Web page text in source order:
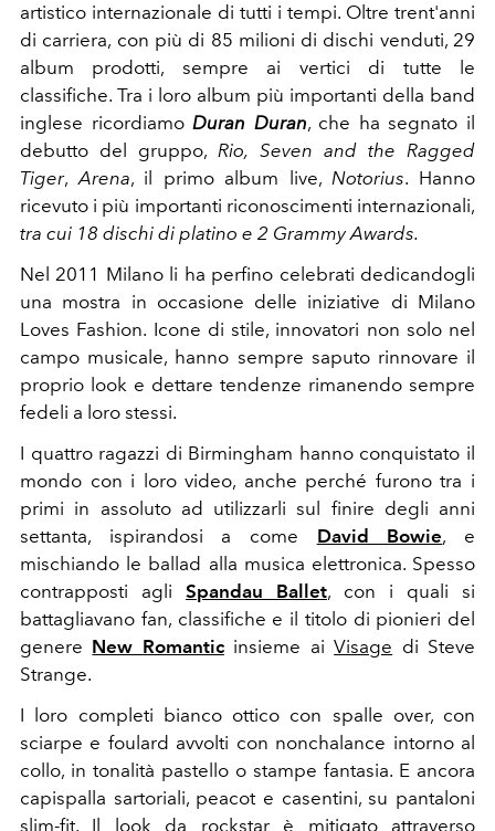
artistico internazionale di tutti i tempi. Oltre trent'anni
di carriera, con più di 85 milioni di dischi venduti, 29
album prodotti, sempre ai vertici di tutte le
classifiche. Tra i loro album più importanti della band
inglese ricordiamoDuran Duran, che ha segnato il
debutto del gruppo,Rio, Seven and the Ragged
Tiger,Arena, il primo album live,Notorius. Hanno
ricevuto i più importanti riconoscimenti internazionali,
tra cui 18 dischi di platino e 2 Grammy Awards.
Nel 2011 Milano li ha perfino celebrati dedicandogli
una mostra in occasione delle iniziative di Milano
Loves Fashion. Icone di stile, innovatori non solo nel
campo musicale, hanno sempre saputo rinnovare il
proprio look e dettare tendenze rimanendo sempre
fedeli a loro stessi.
I quattro ragazzi di Birmingham hanno conquistato il
mondo con i loro video, anche perché furono tra i
primi in assoluto ad utilizzarli sul finire degli anni
settanta, ispirandosi a come
David Bowie, e
mischiando le ballad alla musica elettronica. Spesso
contrapposti agli
Spandau Ballet, con i quali si
battagliavano fan, classifiche e il titolo di pionieri del
genere New Romantic insieme aiVisage di Steve
Strange.
I loro completi bianco ottico con spalle over, con
sciarpe e foulard avvolti con nonchalance intorno al
collo, in tonalità pastello o stampe fantasia. E ancora
capispalla sartoriali, peacot e casentini, su pantaloni
slim-fit. Il look da rockstar è mitigato attraverso